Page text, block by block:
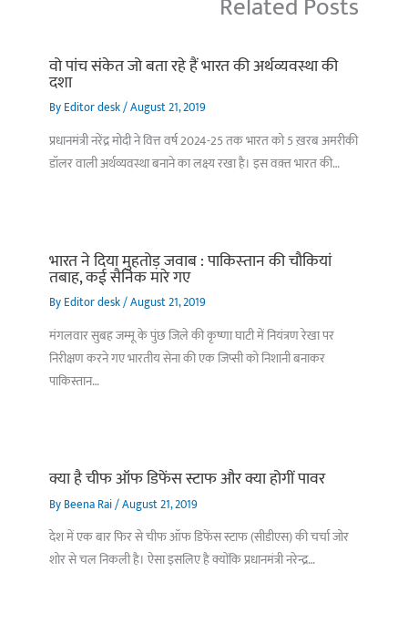
वो पांच संकेत जो बता रहे हैं भारत की अर्थव्यवस्था की
दशा
ByEditor desk/August 21, 2019
प्रधानमंत्री नरेंद्र मोदी ने वित्त वर्ष 2024-25 तक भारत को 5 ख़रब अमरीकी
डॉलर वाली अर्थव्यवस्था बनाने का लक्ष्य रखा है। इस वक़्त भारत की…
भारत ने दिया मुहतोड़ जवाब : पाकिस्‍तान की चौकियां
तबाह, कई सैनिक मारे गए
ByEditor desk/August 21, 2019
मंगलवार सुबह जम्मू के पुंछ जिले की कृष्णा घाटी में नियंत्रण रेखा पर
निरीक्षण करने गए भारतीय सेना की एक जिप्सी को निशानी बनाकर
पाकिस्तान…
क्या है चीफ ऑफ डिफेंस स्टाफ और क्या होगीं पावर
ByBeena Rai/August 21, 2019
देश में एक बार फिर से चीफ ऑफ डिफेंस स्टाफ (सीडीएस) की चर्चा जोर
शोर से चल निकली है। ऐसा इसलिए है क्योंकि प्रधानमंत्री नरेन्द्र…